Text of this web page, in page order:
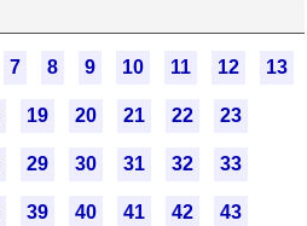
7 8 9 10 11 12 13
19 20 21 22 23
29 30 31 32 33
39 40 41 42 43